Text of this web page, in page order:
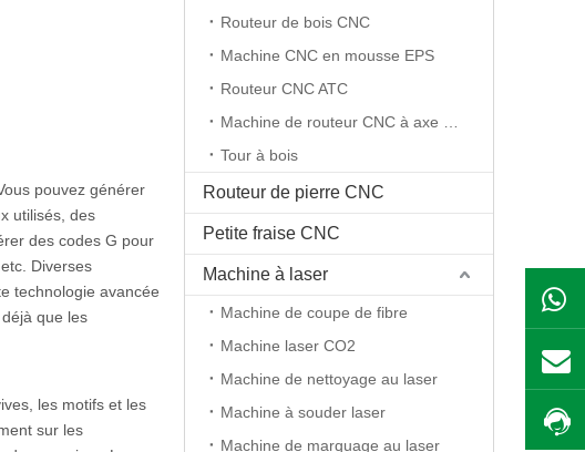
pouvez générer
utilisés, des
des codes G pour
Diverses
technologie avancée
que les
les motifs et les
sur les
Routeur de bois CNC
Machine CNC en mousse EPS
Routeur CNC ATC
Tour à bois
Routeur de pierre CNC
Petite fraise CNC
Machine à laser
Machine de coupe de fibre
Machine laser CO2
Machine de nettoyage au laser
Machine à souder laser
Machine de marquage au laser